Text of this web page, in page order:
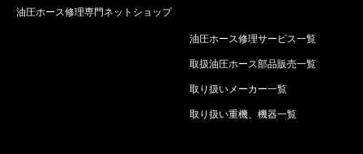
油圧ホース修理専門ネットショップ
油圧ホース修理サービス一覧
取扱油圧ホース部品販売一覧
取り扱いメーカー一覧
取り扱い重機、機器一覧